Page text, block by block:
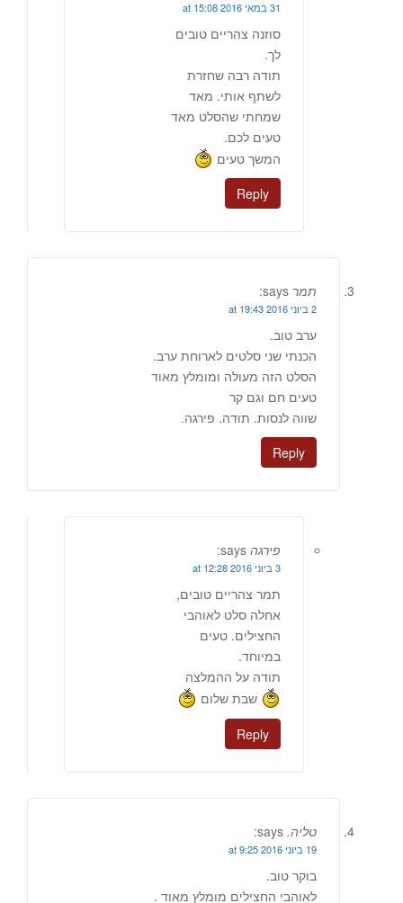
31 במאי 2016 at 15:08
סוזנה צהריים טובים
לך.
תודה רבה שחזרת
לשתף אותי. מאד
שמחתי שהסלט מאד
טעים לכם.
המשך טעים
Reply
תמר says:
2 ביוני 2016 at 19:43
ערב טוב.
הכנתי שני סלטים לארוחת ערב.
הסלט הזה מעולה ומומלץ מאוד
טעים חם וגם קר
שווה לנסות. תודה. פירגה.
Reply
פירגה says:
3 ביוני 2016 at 12:28
תמר צהריים טובים,
אחלה סלט לאוהבי
החצילים. טעים
במיוחד.
תודה על ההמלצה
שבת שלום
Reply
טליה. says:
19 ביוני 2016 at 9:25
בוקר טוב.
לאוהבי החצילים מומלץ מאוד .